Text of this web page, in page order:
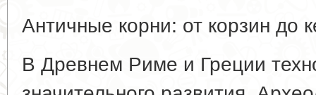
Античные корни: от корзин до
В Древнем Риме и Греции